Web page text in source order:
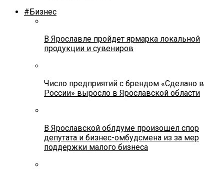
#Бизнес
В Ярославле пройдет ярмарка локальной
продукции и сувениров
Число предприятий с брендом «Сделано в
России» выросло в Ярославской области
В Ярославской облдуме произошел спор
депутата и бизнес-омбудсмена из за мер
поддержки малого бизнеса